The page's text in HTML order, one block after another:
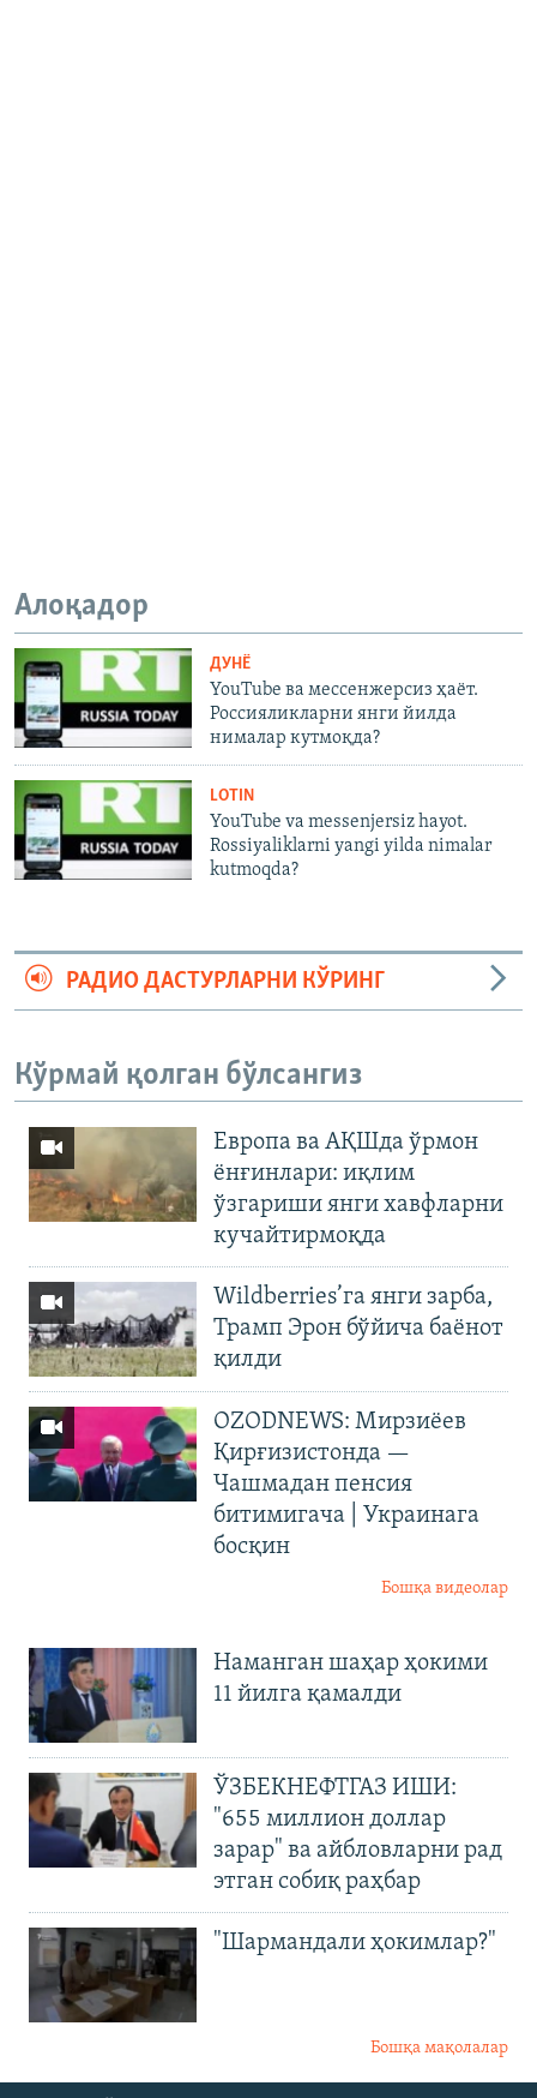
Алоқадор
ДУНË
YouTube ва мессенжерсиз ҳаёт.
Россияликларни янги йилда
нималар кутмоқда?
LOTIN
YouTube va messenjersiz hayot.
Rossiyaliklarni yangi yilda nimalar
kutmoqda?
РАДИО ДАСТУРЛАРНИ КЎРИНГ
Кўрмай қолган бўлсангиз
Европа ва АҚШда ўрмон
ёнғинлари: иқлим
ўзгариши янги хавфларни
кучайтирмоқда
Wildberries’га янги зарба,
Трамп Эрон бўйича баёнот
қилди
OZODNEWS: Мирзиёев
Қирғизистонда —
Чашмадан пенсия
битимигача | Украинага
босқин
Бошқа видеолар
Наманган шаҳар ҳокими
11 йилга қамалди
ЎЗБЕКНЕФТГАЗ ИШИ:
"655 миллион доллар
зарар" ва айбловларни рад
этган собиқ раҳбар
"Шармандали ҳокимлар?"
Бошқа мақолалар